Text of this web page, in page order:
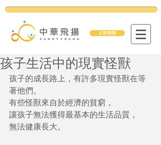
立即捐款
孩子生活中的現實怪獸
孩子的成長路上，有許多現實怪獸在等
著他們。
有些怪獸來自於經濟的貧窮，
讓孩子無法獲得最基本的生活品質，
無法健康長大。